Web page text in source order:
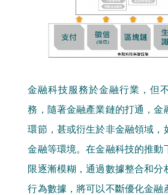
金融科技服務於金融行業，但
務，隨著金融產業鏈的打通，金
環節，甚或衍生於非金融領域，
金融等環境。在金融科技的推動
限逐漸模糊，通過數據整合和分
行為數據，將可以不斷優化金融